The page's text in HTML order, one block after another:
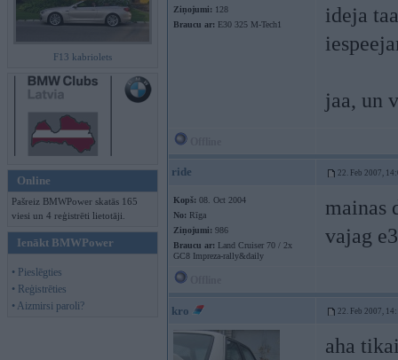
F13 kabriolets
Online
Pašreiz BMWPower skatās 165
viesi un 4 reģistrēti lietotāji.
Ienākt BMWPower
• Pieslēgties
• Reģistrēties
• Aizmirsi paroli?
Ziņojumi: 128
Braucu ar: E30 325 M-Tech1
ideja
jaa, un
ride 22. Feb 2007,
Kopš: 08. Oct 2004
No: Rīga
Ziņojumi: 986
Braucu ar: Land Cruiser 70 / 2x
GC8 Impreza-rally&daily
mainas
vajag
kro 22. Feb 2007,
aha